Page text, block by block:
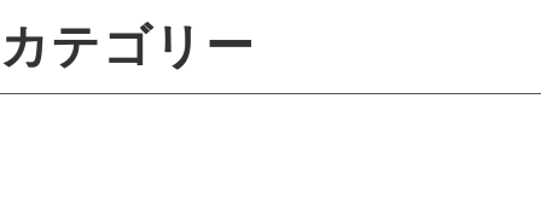
カテゴリー